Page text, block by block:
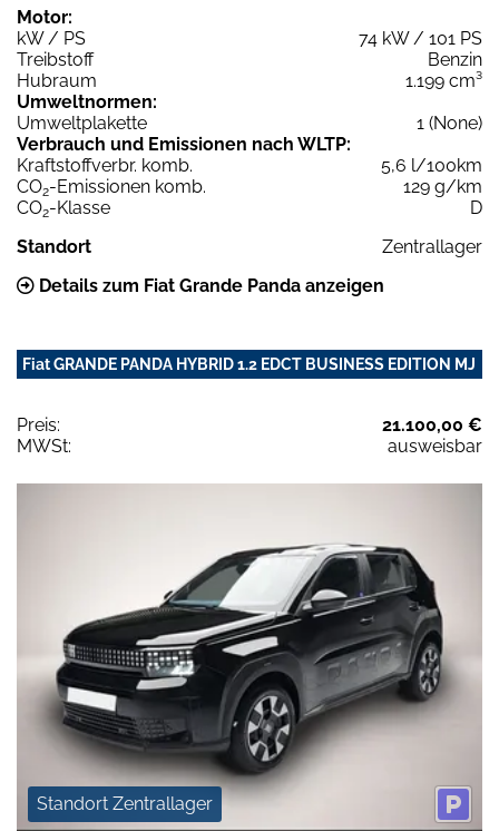
Motor:
kW / PS
74 kW / 101 PS
Treibstoff
Benzin
Hubraum
1.199 cm³
Umweltnormen:
Umweltplakette
1 (None)
Verbrauch und Emissionen nach WLTP:
Kraftstoffverbr. komb.
5,6 l/100km
CO2-Emissionen komb.
129 g/km
CO2-Klasse
D
Standort
Zentrallager
Details zum Fiat Grande Panda anzeigen
Fiat GRANDE PANDA HYBRID 1.2 EDCT BUSINESS EDITION MJ
Preis:
21.100,00 €
MWSt:
ausweisbar
Standort Zentrallager